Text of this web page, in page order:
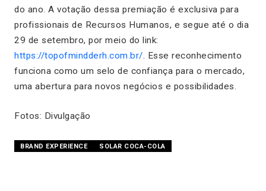
do ano. A votação dessa premiação é exclusiva para
profissionais de Recursos Humanos, e segue até o dia
29 de setembro, por meio do link:
https://topofmindderh.com.br/. Esse reconhecimento
funciona como um selo de confiança para o mercado,
uma abertura para novos negócios e possibilidades.
Fotos: Divulgação
BRAND EXPERIENCE SOLAR COCA-COLA